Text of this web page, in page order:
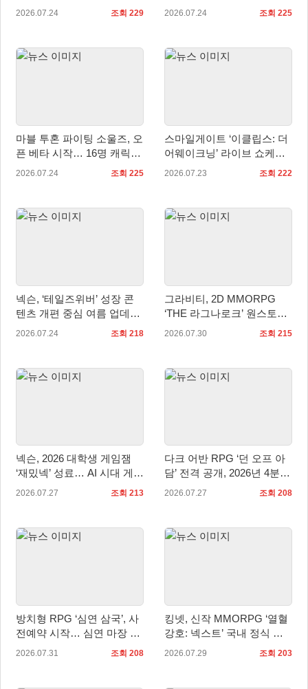
참가 상세 내용 공개
2026.07.24 조회 229 2026.07.24 조회 225
마블 투혼 파이팅 소울즈, 오
픈 베타 시작… 16명 캐릭터
공개
2026.07.24 조회 225
스마일게이트 ‘이클립스: 더
어웨이크닝’ 라이브 쇼케이
스 및 사전등록 실시
2026.07.23 조회 222
넥슨, ‘테일즈위버’ 성장 콘
텐츠 개편 중심 여름 업데이
트 실시
2026.07.24 조회 218
그라비티, 2D MMORPG
‘THE 라그나로크’ 원스토어
및 갤럭시 스토어 정식 론칭!
2026.07.30 조회 215
넥슨, 2026 대학생 게임잼
‘재밌넥’ 성료… AI 시대 게임
인재 발굴
2026.07.27 조회 213
다크 어반 RPG ‘던 오프 아
담’ 전격 공개, 2026년 4분기
정식 출시
2026.07.27 조회 208
방치형 RPG ‘심연 삼국’, 사
전예약 시작… 심연 마장 수
집·육성 예고
2026.07.31 조회 208
킹넷, 신작 MMORPG ‘열혈
강호: 넥스트’ 국내 정식 출
시
2026.07.29 조회 203